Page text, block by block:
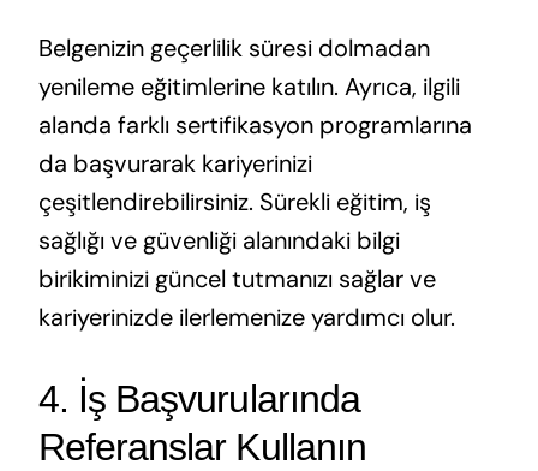
Belgenizin geçerlilik süresi dolmadan
yenileme eğitimlerine katılın. Ayrıca, ilgili
alanda farklı sertifikasyon programlarına
da başvurarak kariyerinizi
çeşitlendirebilirsiniz. Sürekli eğitim, iş
sağlığı ve güvenliği alanındaki bilgi
birikiminizi güncel tutmanızı sağlar ve
kariyerinizde ilerlemenize yardımcı olur.
4. İş Başvurularında
Referanslar Kullanın